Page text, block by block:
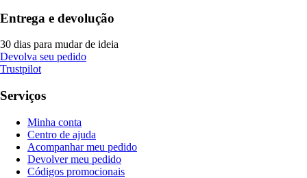
Entrega e devolução
30 dias para mudar de ideia
Devolva seu pedido
Trustpilot
Serviços
Minha conta
Centro de ajuda
Acompanhar meu pedido
Devolver meu pedido
Códigos promocionais